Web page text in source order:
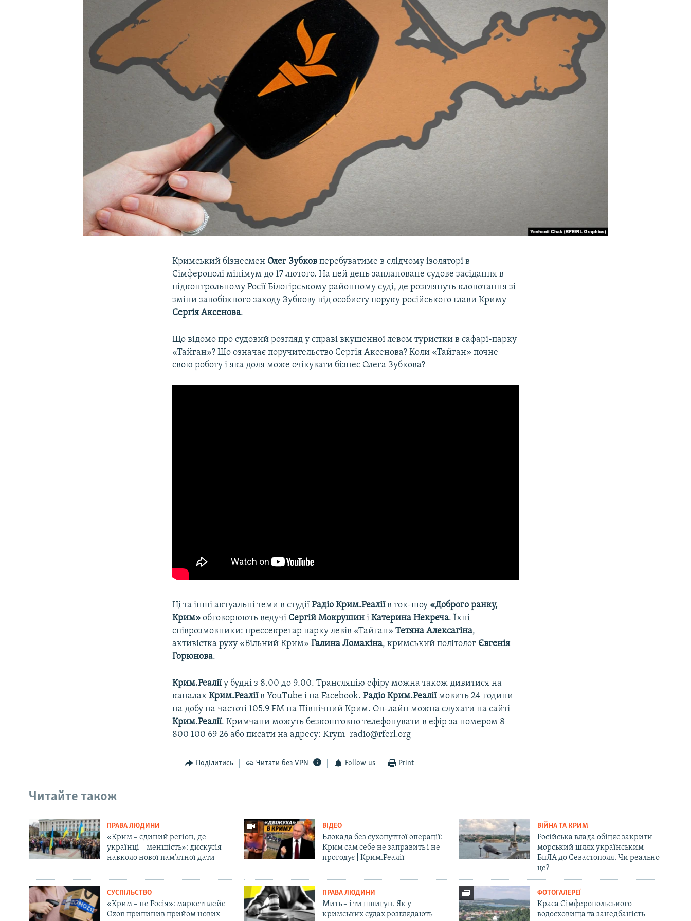
УКРАЇНСЬКА ПРОБЛЕМА КРИМУ
Кримський бізнесмен Олег Зубков перебуватиме в слідчому ізоляторі в
Сімферополі мінімум до 17 лютого. На цей день заплановане судове засідання в
підконтрольному Росії Білогірському районному суді, де розглянуть клопотання зі
зміни запобіжного заходу Зубкову під особисту поруку російського глави Криму
Сергія Аксенова.
Що відомо про судовий розгляд у справі вкушенної левом туристки в сафарі-парку
«Тайган»? Що означає поручительство Сергія Аксенова? Коли «Тайган» почне
свою роботу і яка доля може очікувати бізнес Олега Зубкова?
Ці та інші актуальні теми в студії Радіо Крим.Реаліїв ток-шоу «Доброго ранку,
Крим» обговорюють ведучі Сергій Мокрушині Катерина Некреча. Їхні
співрозмовники: прессекретар парку левів «Тайган»Тетяна Алексагіна,
активістка руху «Вільний Крим»Галина Ломакіна, кримський політолог Євгенія
Горюнова.
Крим.Реаліїу будні з 8.00 до 9.00. Трансляцію ефіру можна також дивитися на
каналахКрим.Реаліїв YouTube і на Facebook.Радіо Крим.Реаліїмовить 24 години
на добу на частоті 105.9 FM на Північний Крим. Он-лайн можна слухати на сайті
Крим.Реалії. Кримчани можуть безкоштовно телефонувати в ефір за номером 8
800 100 69 26 або писати на адресу: Krym_radio@rferl.org
Поділитись Читати без VPN Follow us Print
Читайте також
ПРАВА ЛЮДИНИ
«Крим – єдиний регіон, де
українці – меншість»: дискусія
навколо нової пам'ятної дати
ВІДЕО
Блокада без сухопутної операції:
Крим сам себе не заправить і не
прогодує | Крим.Реалії
ВІЙНА ТА КРИМ
Російська влада обіцяє закрити
морський шлях українським
БпЛА до Севастополя. Чи реально
це?
СУСПІЛЬСТВО
«Крим – не Росія»: маркетплейс
Ozon припинив прийом нових
ПРАВА ЛЮДИНИ
Мить – і ти шпигун. Як у
кримських судах розглядають
ФОТОГАЛЕРЕЇ
Краса Сімферопольського
водосховища та занедбаність